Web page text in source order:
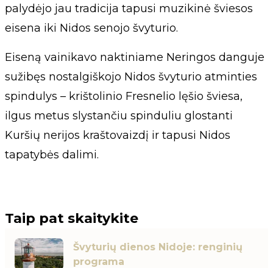
palydėjo jau tradicija tapusi muzikinė šviesos
eisena iki Nidos senojo švyturio.
Eiseną vainikavo naktiniame Neringos danguje
sužibęs nostalgiškojo Nidos švyturio atminties
spindulys – krištolinio Fresnelio lęšio šviesa,
ilgus metus slystančiu spinduliu glostanti
Kuršių nerijos kraštovaizdį ir tapusi Nidos
tapatybės dalimi.
Taip pat skaitykite
Švyturių dienos Nidoje: renginių
programa